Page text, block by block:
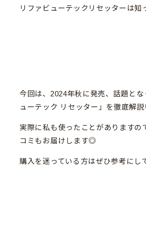
リファビューテックリセッターは知
今回は、2024年秋に発売、話題とな
ューテック リセッター」を徹底解説
実際に私も使ったことがありますの
コミもお届けします◎
購入を迷っている方はぜひ参考にし